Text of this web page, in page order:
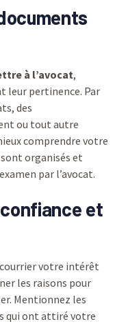
à l’avocat,
leur pertinence. Par
des
ou tout autre
comprendre votre
organisés et
par l’avocat.
et
votre intérêt
les raisons pour
Mentionnez les
qui ont attiré votre